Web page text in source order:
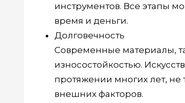
инструментов. Все этапы
время и деньги.
Долговечность
Современные материалы,
износостойкостью.
протяжении многих лет, не
внешних факторов.